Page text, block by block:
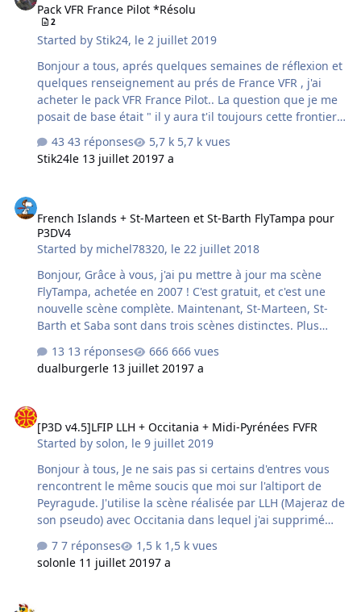
d'avion au sol ? ( La doc stipule que le curseur principal
de réglage est " General Aviation Traffic " Comme mes
vols sont principalement connecter a IVAO, la géstion du
t…
Pack VFR France Pilot *Résolu
2
Started byStik24, le 2 juillet 2019
Bonjour a tous, aprés quelques semaines de réflexion et
quelques renseignement au prés de France VFR , j'ai
acheter le pack VFR France Pilot.. La question que je me
posait de base était " il y aura t'il toujours cette frontiere
de téxture entre les adons régionaux et le reste avec
l'adon "True Landscape " L'équipe m'a assuré que ce
dernier recouvrait entierement la france avec des
changement dans mon simulateur ( Prepar3D V4.5 ) et la
mauvaise surprise.. En effet comme vous pourrez le
visualisé sur les photos ci dessous, la frontiere de
texture e…
43 réponses
5,7 k vues
Stik24le 13 juillet 20197 a
French Islands + St-Marteen et St-Barth FlyTampa pour
P3DV4
Started by michel78320, le 22 juillet 2018
Bonjour, Grâce à vous, j'ai pu mettre à jour ma scène
FlyTampa, achetée en 2007 ! C'est gratuit, et c'est une
nouvelle scène complète. Maintenant, St-Marteen, St-
Barth et Saba sont dans trois scènes distinctes. Plus
facile à gérer. St-Barth comporte bien de l'autogen (et
une dalle photo) sur toute l'île. Mais j'ai préféré garder
la dalle de France VFR qui est plus belle (les marais ont
FrenchIslands, et cela fonctionne bien. Pour St-Marteen,
il n'y a que les abords de l'aéroport qui sont en photo. Il
faut donc conserver …
13 réponses
666 vues
dualburgerle 13 juillet 20197 a
[P3D v4.5]LFIP LLH + Occitania + Midi-Pyrénées FVFR
Started bysolon, le 9 juillet 2019
Bonjour à tous, Je ne sais pas si certains d'entres vous
rencontrent le même soucis que moi sur l'altiport de
Peyragude. J'utilise la scène réalisée par LLH (Majeraz de
son pseudo) avec Occitania dans lequel j'ai supprimé
tous les fichiers bgl lfip, et la scène photo de FVFR pour
la v4. A un endroit sur la piste (début de descente)
l'avion rebondit comme s'il passait sur un objet invisible.
7 réponses
1,5 k vues
solonle 11 juillet 20197 a